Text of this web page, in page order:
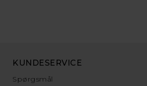
KUNDESERVICE
Spørgsmål